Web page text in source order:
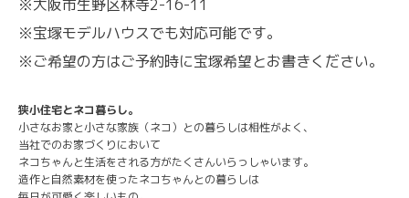
※大阪市生野区林寺2-16-11
※宝塚モデルハウスでも対応可能です。
※ご希望の方はご予約時に宝塚希望とお書きください。
狭小住宅とネコ暮らし。
小さなお家と小さな家族（ネコ）との暮らしは相性がよく、
当社でのお家づくりにおいて
ネコちゃんと生活をされる方がたくさんいらっしゃいます。
造作と自然素材を使ったネコちゃんとの暮らしは